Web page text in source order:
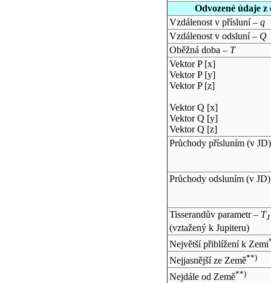
Odvozené údaje
Vzdálenost v přísluní – q
Vzdálenost v odsluní – Q
Oběžná doba – T
Vektor P [x]
Vektor P [y]
Vektor P [z]
Vektor Q [x]
Vektor Q [y]
Vektor Q [z]
Průchody přísluním (v JD)
Průchody odsluním (v JD)
Tisserandův parametr – TJ
(vztažený k Jupiteru)
Největší přiblížení k Zemi
Nejjasnější ze Země**)
Nejdále od Země**)